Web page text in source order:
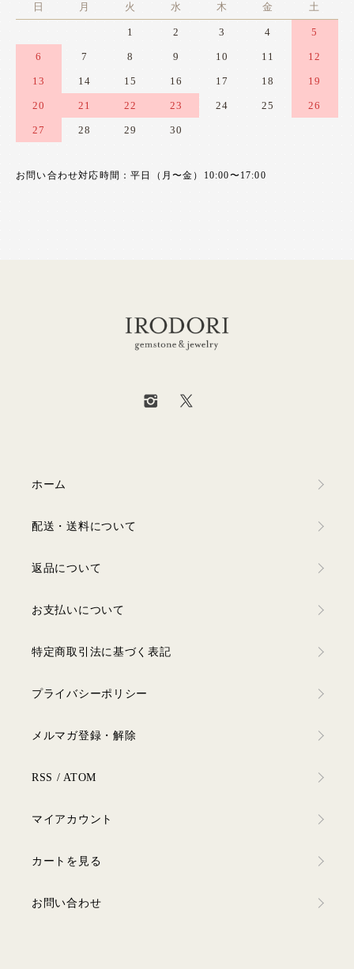
日 月 火 水 木 金 土
1 2 3 4 5
6 7 8 9 10 11 12
13 14 15 16 17 18 19
20 21 22 23 24 25 26
27 28 29 30
お問い合わせ対応時間：平日（月〜金）10:00〜17:00
ホーム
配送・送料について
返品について
お支払いについて
特定商取引法に基づく表記
プライバシーポリシー
メルマガ登録・解除
RSS / ATOM
マイアカウント
カートを見る
お問い合わせ